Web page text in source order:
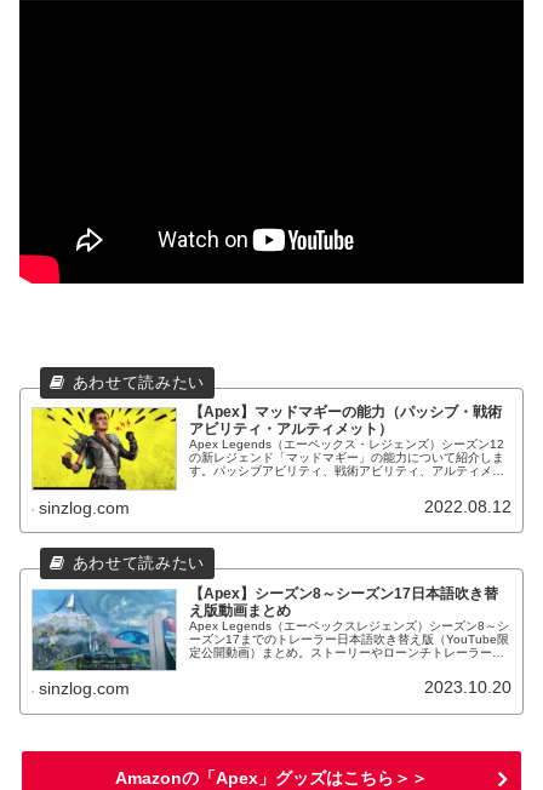
【Apex】マッドマギーの能力（パッシブ・戦術
アビリティ・アルティメット）
Apex Legends（エーペックス・レジェンズ）シーズン12
の新レジェンド「マッドマギー」の能力について紹介しま
す。パッシブアビリティ、戦術アビリティ、アルティメッ
sinzlog.com 2022.08.12
【Apex】シーズン8～シーズン17日本語吹き替
え版動画まとめ
Apex Legends（エーペックスレジェンズ）シーズン8～シ
ーズン17までのトレーラー日本語吹き替え版（YouTube限
定公開動画）まとめ。ストーリーやローンチトレーラー、
sinzlog.com 2023.10.20
Amazonの「Apex」グッズはこちら＞＞